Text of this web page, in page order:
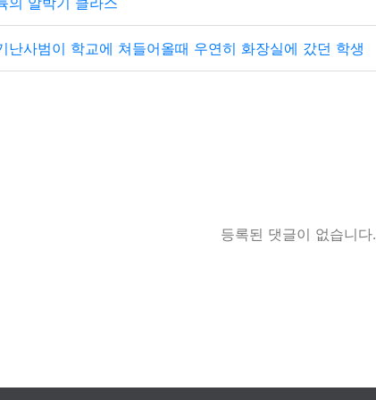
난사범이 학교에 쳐들어올때 우연히 화장실에 갔던 학생
등록된 댓글이 없습니다.